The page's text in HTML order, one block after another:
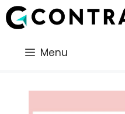
Saltar
al
Menu